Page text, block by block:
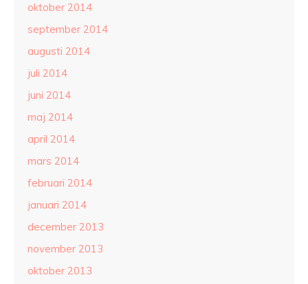
oktober 2014
september 2014
augusti 2014
juli 2014
juni 2014
maj 2014
april 2014
mars 2014
februari 2014
januari 2014
december 2013
november 2013
oktober 2013